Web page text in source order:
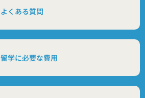
よくある質問
留学に必要な費用